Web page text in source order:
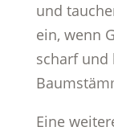
und
ein, wenn
scharf und
Eine